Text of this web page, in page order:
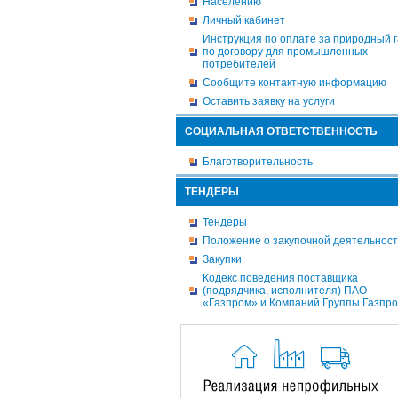
Личный кабинет
Инструкция по оплате за природный
по договору для промышленных
потребителей
Сообщите контактную информацию
Оставить заявку на услуги
СОЦИАЛЬНАЯ ОТВЕТСТВЕННОСТЬ
Благотворительность
ТЕНДЕРЫ
Тендеры
Положение о закупочной
Закупки
Кодекс поведения поставщика
(подрядчика, исполнителя) ПАО
«Газпром» и Компаний Группы